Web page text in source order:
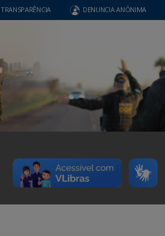
TRANSPARÊNCIA DENUNCIA ANÔNIMA